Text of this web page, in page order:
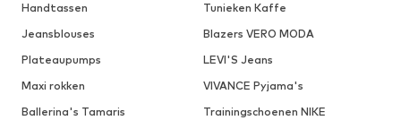
Handtassen
Tunieken Kaffe
Jeansblouses
Blazers VERO MODA
Plateaupumps
LEVI'S Jeans
Maxi rokken
VIVANCE Pyjama's
Ballerina's Tamaris
Trainingschoenen NIKE